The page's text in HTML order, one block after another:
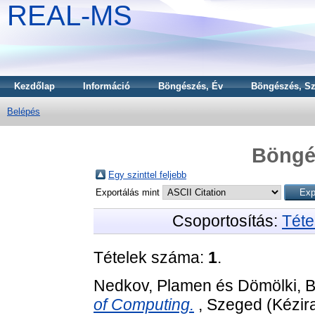
REAL-MS
Kezdőlap Információ Böngészés, Év Böngészés,
Belépés
Egy szinttel feljebb
Exportálás mint
Csoportosítás:
Tételek száma: 1.
Nedkov, Plamen és Dömölki,
of Computing. , Szeged